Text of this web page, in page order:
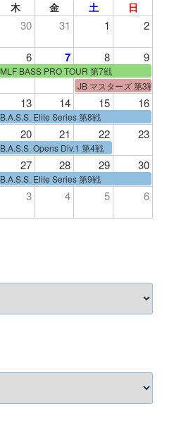
木 金 土 日
30 31 1 2
6 7 8 9
MLF BASS PRO TOUR 第7戦
JB マスターズ 第3戦
13 14 15 16
B.A.S.S. Elite Series 第8戦
20 21 22 23
B.A.S.S. Opens Div.1 第4戦
27 28 29 30
B.A.S.S. Elite Series 第9戦
3 4 5 6